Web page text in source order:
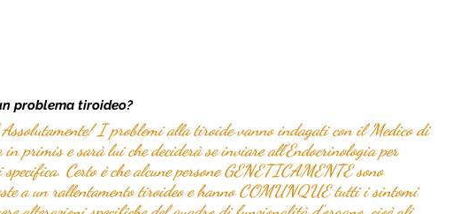
problema tiroideo?
I problemi alla tiroide vanno indagati con il Medico di
primis e sarà lui che deciderà se inviare all'Endocrinologia per
specifica. Certo è che alcune persone GENETICAMENTE sono
a un rallentamento tiroideo e hanno COMUNQUE tutti i sintomi